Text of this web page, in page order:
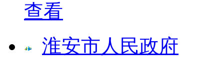
查看
淮安市人民政府